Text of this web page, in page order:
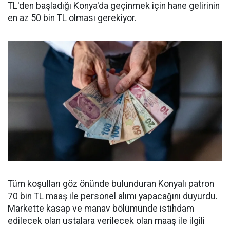
TL'den başladığı Konya'da geçinmek için hane gelirinin
en az 50 bin TL olması gerekiyor.
Tüm koşulları göz önünde bulunduran Konyalı patron
70 bin TL maaş ile personel alımı yapacağını duyurdu.
Markette kasap ve manav bölümünde istihdam
edilecek olan ustalara verilecek olan maaş ile ilgili